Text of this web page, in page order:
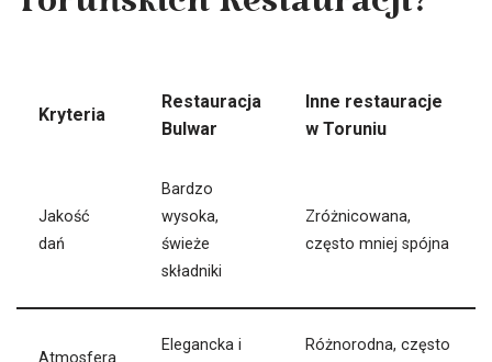
Toruńskich Restauracji?
Kryteria
Restauracja
Bulwar
Inne restauracje
w Toruniu
Jakość
dań
Bardzo
wysoka,
świeże
składniki
Zróżnicowana,
często mniej spójna
Atmosfera
Elegancka i
Różnorodna, często